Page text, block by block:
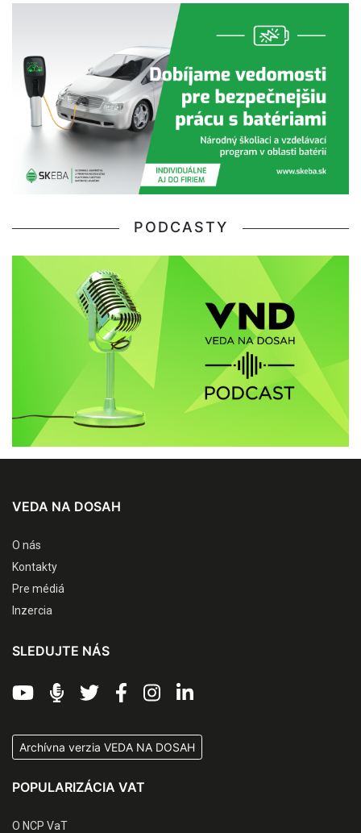
PODCASTY
VEDA NA DOSAH
O nás
Kontakty
Pre médiá
Inzercia
SLEDUJTE NÁS
Archívna verzia VEDA NA DOSAH
POPULARIZÁCIA VAT
O NCP VaT